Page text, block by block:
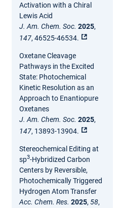
Activation with a Chiral
Lewis Acid
J. Am. Chem. Soc. 2025,
147, 46525-46534.
Oxetane Cleavage
Pathways in the Excited
State: Photochemical
Kinetic Resolution as an
Approach to Enantiopure
Oxetanes
J. Am. Chem. Soc. 2025,
147, 13893-13904.
Stereochemical Editing at
sp3-Hybridized Carbon
Centers by Reversible,
Photochemically Triggered
Hydrogen Atom Transfer
Acc. Chem. Res. 2025, 58,